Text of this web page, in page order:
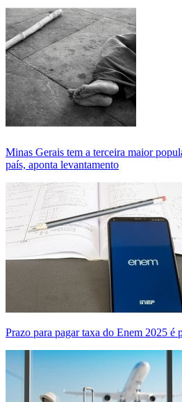
Minas Gerais tem a terceira maior
país, aponta levantamento
Prazo para pagar taxa do Enem 2025 é